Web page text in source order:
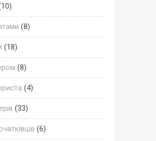
(8)
(18)
(8)
(4)
(33)
(6)